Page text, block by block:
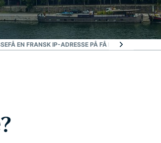
FÅ EN FRANSK IP-ADRESSE PÅ FÅ MINUTTER